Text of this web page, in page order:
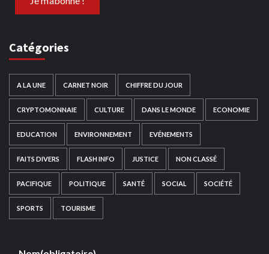
Catégories
A LA UNE CARNET NOIR CHIFFRE DU JOUR
CRYPTOMONNAIE CULTURE DANS LE MONDE ECONOMIE
EDUCATION ENVIRONNEMENT EVÉNEMENTS
FAITS DIVERS FLASH INFO JUSTICE NON CLASSÉ
PACIFIQUE POLITIQUE SANTÉ SOCIAL SOCIÉTÉ
SPORTS TOURISME